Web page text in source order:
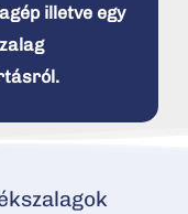
illetve egy